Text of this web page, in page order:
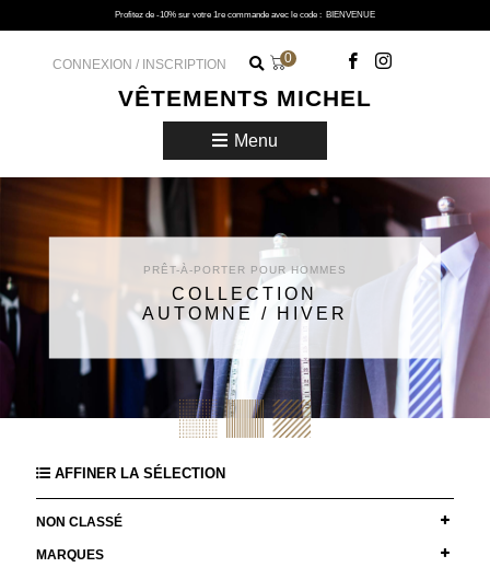
Profitez de -10% sur votre 1re commande avec le code : BIENVENUE
VÊTEMENTS MICHEL
CONNEXION / INSCRIPTION 0
Menu
PRÊT-À-PORTER POUR HOMMES
COLLECTION
AUTOMNE / HIVER
AFFINER LA SÉLECTION
NON CLASSÉ
MARQUES